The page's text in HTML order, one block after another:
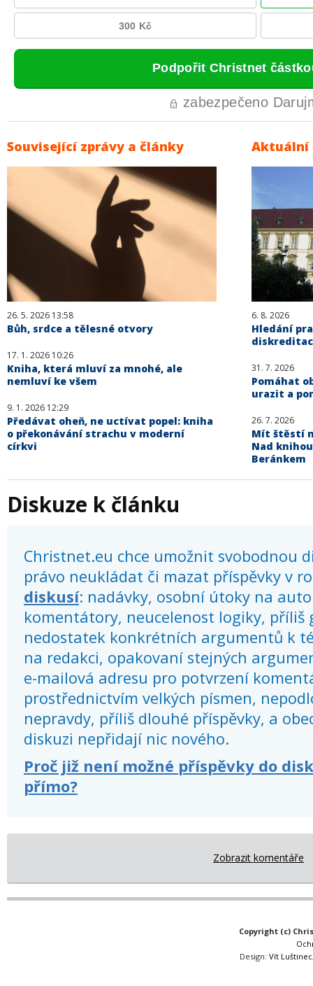
Související zprávy a články
26. 5. 2026 13:58
Bůh, srdce a tělesné otvory
17. 1. 2026 10:26
Kniha, která mluví za mnohé, ale
nemluví ke všem
9. 1. 2026 12:29
Předávat oheň, ne uctívat popel: kniha
o překonávání strachu v moderní
církvi
Aktuální
6. 8. 2026
Hledání
31. 7. 2026
Pomáhat
urazit a
26. 7. 2026
Mít štěstí
Nad
Beránkem
Diskuze k článku
Christnet.eu chce umožnit svobodnou
právo neukládat či mazat příspěvky v
diskusí: nadávky, osobní útoky na
komentátory, neucelenost logiky, příliš
nedostatek konkrétních argumentů k
na redakci, opakovaní stejných
e-mailová adresu pro potvrzení
prostřednictvím velkých písmen,
nepravdy, příliš dlouhé příspěvky, a
diskuzi nepřidají nic nového.
Proč již není možné příspěvky do
přímo?
Zobrazit komentáře
Copyright (c)
Design:Vít Luštinec